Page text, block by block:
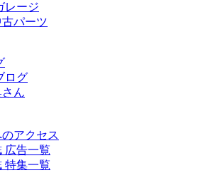
レージ
パーツ
ログ
ん
アクセス
広告一覧
特集一覧